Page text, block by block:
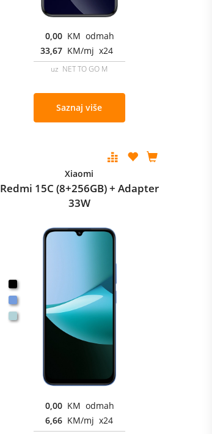
0,00 KM odmah
33,67 KM/mj x24
uz NET TO GO M
Saznaj više
Xiaomi
Redmi 15C (8+256GB) + Adapter
33W
0,00 KM odmah
6,66 KM/mj x24